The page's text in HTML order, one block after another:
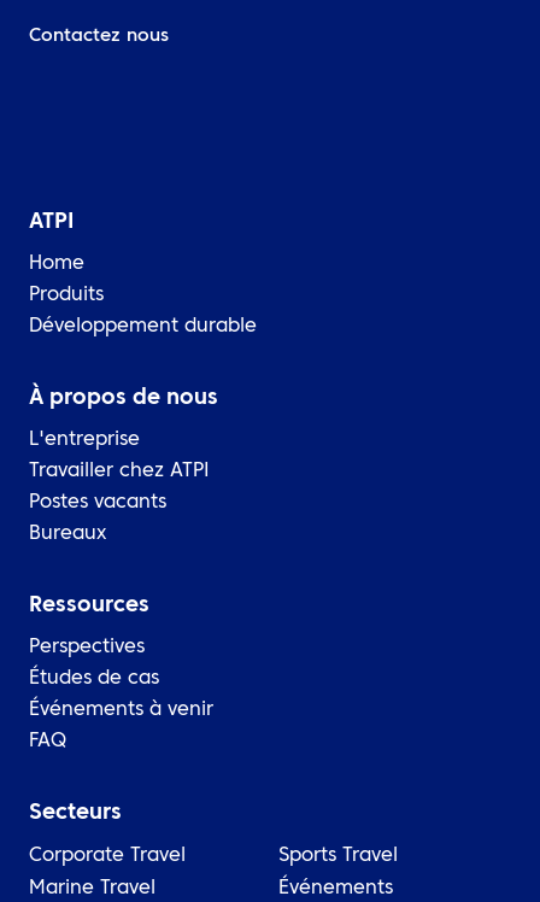
Contactez nous
ATPI
Home
Produits
Développement durable
À propos de nous
L'entreprise
Travailler chez ATPI
Postes vacants
Bureaux
Ressources
Perspectives
Études de cas
Événements à venir
FAQ
Secteurs
Corporate Travel
Marine Travel
Sports Travel
Événements